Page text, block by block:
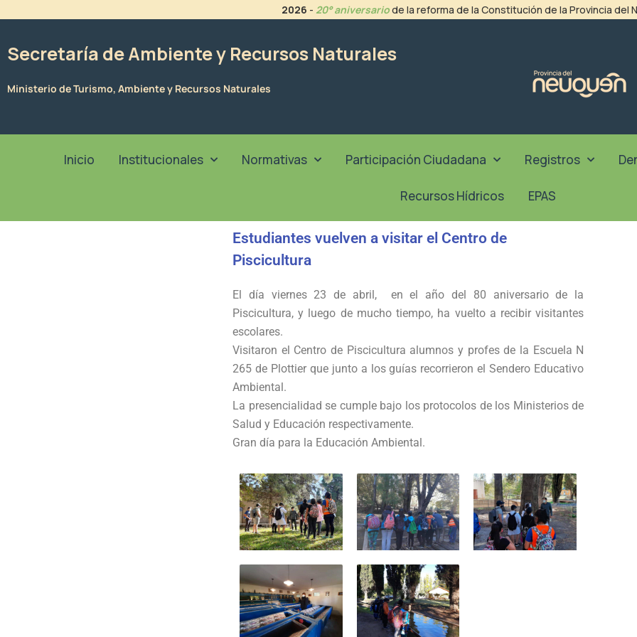
2026 - 20° aniversariode la reforma de la Constitución de la Provincia del
Secretaría de Ambiente y Recursos Naturales
Ministerio de Turismo, Ambiente y Recursos Naturales
Inicio Institucionales Normativas Participación Ciudadana Registros
Recursos Hídricos EPAS
Estudiantes vuelven a visitar el Centro de
Piscicultura
El día viernes 23 de abril, en el año del 80 aniversario de la
Piscicultura, y luego de mucho tiempo, ha vuelto a recibir visitantes
escolares.
Visitaron el Centro de Piscicultura alumnos y profes de la Escuela N
265 de Plottier que junto a los guías recorrieron el Sendero Educativo
Ambiental.
La presencialidad se cumple bajo los protocolos de los Ministerios de
Salud y Educación respectivamente.
Gran día para la Educación Ambiental.